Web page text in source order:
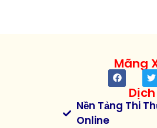
Mãng
Nền Tảng Thi
Online